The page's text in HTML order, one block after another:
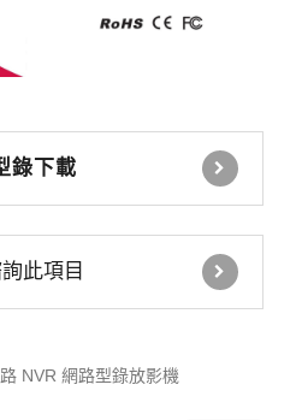
錄下載
此項目
NVR 網路型錄放影機